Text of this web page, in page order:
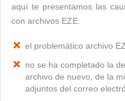
aquí te presentamos las
con archivos EZE:
el problemático archivo
no se ha completado la
archivo de nuevo, de la
adjuntos del correo